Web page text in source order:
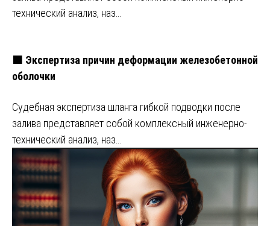
технический анализ, наз…
🟧 Экспертиза причин деформации железобетонной
оболочки
Судебная экспертиза шланга гибкой подводки после
залива представляет собой комплексный инженерно-
технический анализ, наз…